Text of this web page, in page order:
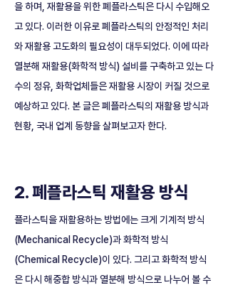
을 하며, 재활용을 위한 폐플라스틱은 다시 수입해오
고 있다. 이러한 이유로 폐플라스틱의 안정적인 처리
와 재활용 고도화의 필요성이 대두되었다. 이에 따라
열분해 재활용(화학적 방식) 설비를 구축하고 있는 다
수의 정유, 화학업체들은 재활용 시장이 커질 것으로
예상하고 있다. 본 글은 폐플라스틱의 재활용 방식과
현황, 국내 업계 동향을 살펴보고자 한다.
2. 폐플라스틱 재활용 방식
플라스틱을 재활용하는 방법에는 크게 기계적 방식
(Mechanical Recycle)과 화학적 방식
(Chemical Recycle)이 있다. 그리고 화학적 방식
은 다시 해중합 방식과 열분해 방식으로 나누어 볼 수